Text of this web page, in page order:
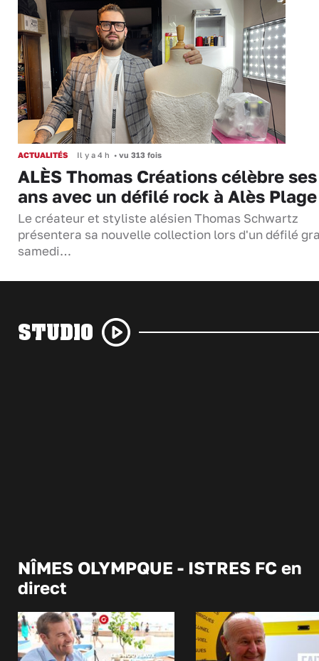
ACTUALITÉS Il y a 4 h • vu 313 fois
ALÈS Thomas Créations célèbre
ans avec un défilé rock à Alès Plage
Le créateur et styliste alésien Thomas Schwartz
présentera sa nouvelle collection lors d'un défilé
samedi…
STUDIO
NÎMES OLYMPQUE - ISTRES FC en
direct